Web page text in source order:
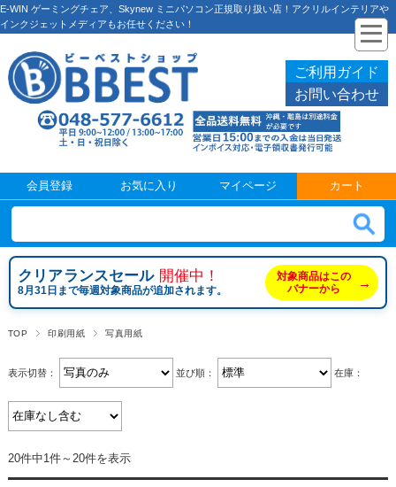
E-WIN ゲーミングチェア、Skynew ミニパソコン正規取り扱い店！アクリルインテリアや
インクジェットメディアもお任せください！
ご利用ガイド
お問い合わせ
会員登録 お気に入り マイページ カート
クリアランスセール 開催中！
8月31日まで毎週対象商品が追加されます。
対象商品はこの
バナーから
→
TOP 印刷用紙 写真用紙
表示切替： 並び順： 在庫：
20件中1件～20件を表示